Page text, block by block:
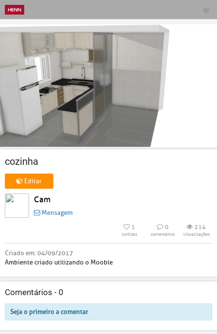
cozinha
Editar
Cam
Mensagem
1
curtidas
0
comentários
214
visualizações
Criado em:04/09/2017
Ambiente criado utilizando o Mooble
Comentários - 0
Seja o primeiro a comentar